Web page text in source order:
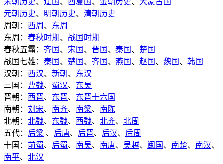
宋朝历史、 辽国 、 西夏国 、 金朝历史、 大蒙古国
元朝历史、 明朝历史、 清朝历史
周朝： 西周 、 东周
东周： 春秋时期、 战国时期
春秋五霸： 齐国 、 宋国 、 晋国 、 秦国 、 楚国
战国七雄： 秦国 、 楚国 、 齐国 、 燕国 、 赵国 、 魏国 、 韩国
汉朝： 西汉、 新朝、 东汉
三国： 曹魏、 蜀汉、 东吴
晋朝： 西晋、 东晋、 东晋十六国
南朝： 刘宋、 南齐、 南梁、 南陈
北朝： 北魏、 东魏、 西魏、 北齐、 北周
五代： 后梁 、 后唐、 后晋、 后汉、 后周
十国： 前蜀、 后蜀、 南吴、 南唐、 吴越、 闽国 、 南楚、 南汉、
南平、 北汉